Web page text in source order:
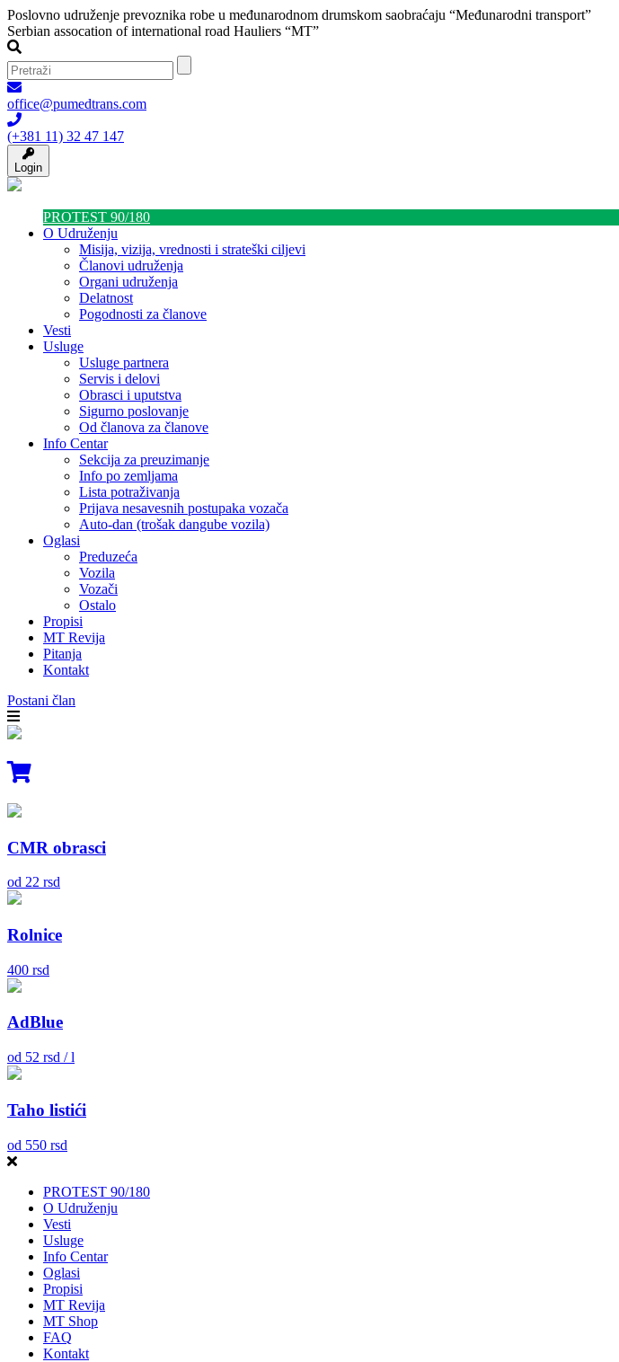
Poslovno udruženje prevoznika robe u međunarodnom drumskom saobraćaju “Međunarodni transport”
Serbian assocation of international road Hauliers “MT”
office@pumedtrans.com
(+381 11) 32 47 147
Login
PROTEST 90/180
O Udruženju
Misija, vizija, vrednosti i strateški ciljevi
Članovi udruženja
Organi udruženja
Delatnost
Pogodnosti za članove
Vesti
Usluge
Usluge partnera
Servis i delovi
Obrasci i uputstva
Sigurno poslovanje
Od članova za članove
Info Centar
Sekcija za preuzimanje
Info po zemljama
Lista potraživanja
Prijava nesavesnih postupaka vozača
Auto-dan (trošak dangube vozila)
Oglasi
Preduzeća
Vozila
Vozači
Ostalo
Propisi
MT Revija
Pitanja
Kontakt
Postani član
CMR obrasci
od 22 rsd
Rolnice
400 rsd
AdBlue
od 52 rsd / l
Taho listići
od 550 rsd
PROTEST 90/180
O Udruženju
Vesti
Usluge
Info Centar
Oglasi
Propisi
MT Revija
MT Shop
FAQ
Kontakt